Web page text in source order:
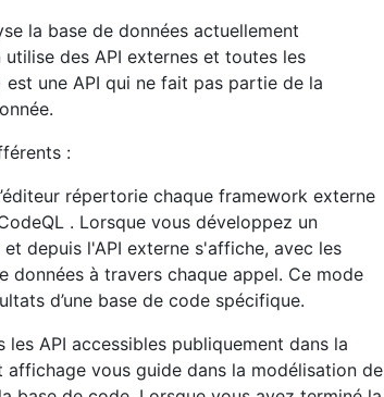
la base de données actuellement
des API externes et toutes les
une API qui ne fait pas partie de la
:
répertorie chaque framework externe
. Lorsque vous développez un
depuis l'API externe s'affiche, avec les
à travers chaque appel. Ce mode
d’une base de code spécifique.
les API accessibles publiquement dans la
affichage vous guide dans la modélisation de